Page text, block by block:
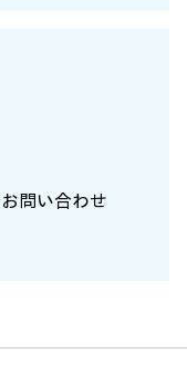
お問い合わせ